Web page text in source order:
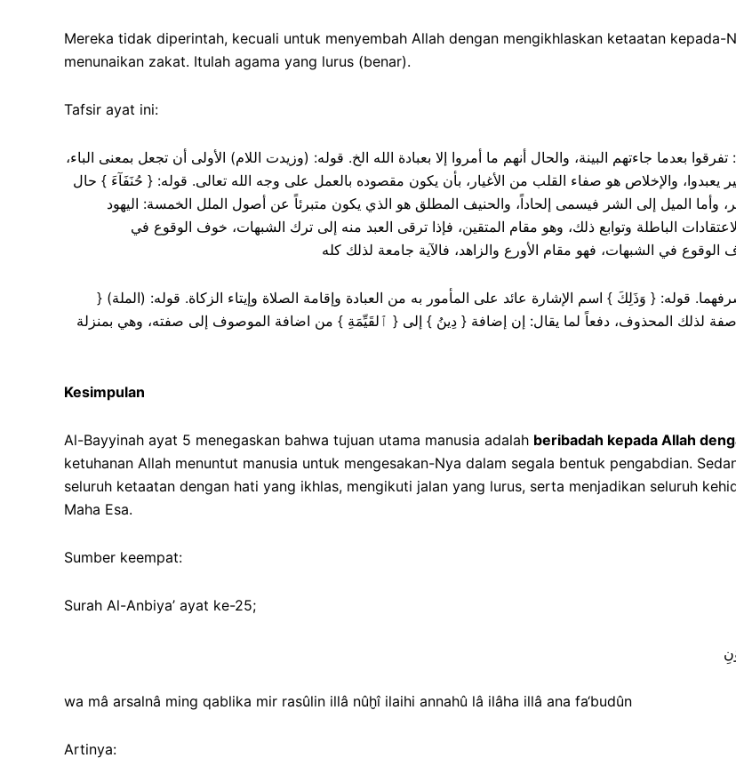
Mereka tidak diperintah, kecuali untuk menyembah Allah dengan mengikhlaskan ketaatan
menunaikan zakat. Itulah agama yang lurus (benar).
Tafsir ayat ini:
بعدما جاءتهم البينة، والحال أنهم ما أمروا إلا بعبادة الله الخ. قوله: (وزيدت اللام) الأولى أن تجعل بمعنى الباء،
يعبدوا، والإخلاص هو صفاء القلب من الأغيار، بأن يكون مقصوده بالعمل على وجه الله تعالى. قوله: { حُنَفَآءَ } حال
وأما الميل إلى الشر فيسمى إلحاداً، والحنيف المطلق هو الذي يكون متبرئاً عن أصول الملل الخمسة: اليهود
الباطلة وتوابع ذلك، وهو مقام المتقين، فإذا ترقى العبد منه إلى ترك الشبهات، خوف الوقوع في
قوله: { وَذَلِكَ } اسم الإشارة عائد على المأمور به من العبادة وإقامة الصلاة وإيتاء الزكاة. قوله: (الملة) {
لذلك المحذوف، دفعاً لما يقال: إن إضافة { دِينُ } إلى { ٱلقَيِّمَةِ } من اضافة الموصوف إلى صفته، وهي بمنزلة
Kesimpulan
Al-Bayyinah ayat 5 menegaskan bahwa tujuan utama manusia adalah beribadah kepada Allah
ketuhanan Allah menuntut manusia untuk mengesakan-Nya dalam segala bentuk pengabdian.
seluruh ketaatan dengan hati yang ikhlas, mengikuti jalan yang lurus, serta menjadikan seluruh
Maha Esa.
Sumber keempat:
Surah Al-Anbiya’ ayat ke-25;
wa mâ arsalnâ ming qablika mir rasûlin illâ nûḫî ilaihi annahû lâ ilâha illâ ana fa‘budûn
Artinya: